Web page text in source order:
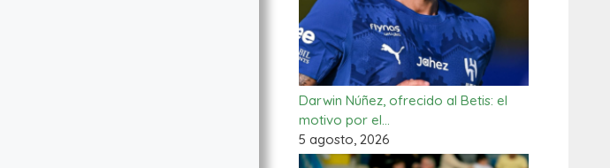
Darwin Núñez, ofrecido al Betis: el
motivo por el…
5 agosto, 2026